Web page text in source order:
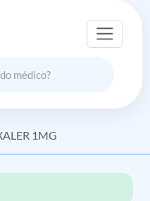
1MG